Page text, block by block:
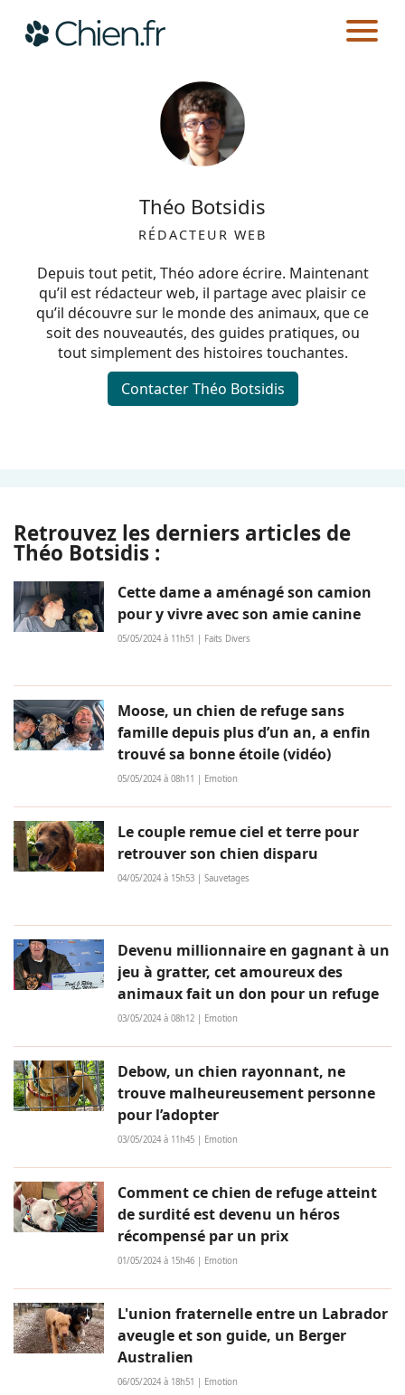
Actualités
Races
Guides
CHIEN.FR AUTEURS
Théo Botsidis
RÉDACTEUR WEB
Depuis tout petit, Théo adore écrire. Maintenant
qu’il est rédacteur web, il partage avec plaisir ce
qu’il découvre sur le monde des animaux, que ce
soit des nouveautés, des guides pratiques, ou
tout simplement des histoires touchantes.
Contacter Théo Botsidis
Retrouvez les derniers articles de
Théo Botsidis :
Cette dame a aménagé son camion
pour y vivre avec son amie canine
05/05/2024 à 11h51 | Faits Divers
Moose, un chien de refuge sans
famille depuis plus d’un an, a enfin
trouvé sa bonne étoile (vidéo)
05/05/2024 à 08h11 | Emotion
Le couple remue ciel et terre pour
retrouver son chien disparu
04/05/2024 à 15h53 | Sauvetages
Devenu millionnaire en gagnant à un
jeu à gratter, cet amoureux des
animaux fait un don pour un refuge
03/05/2024 à 08h12 | Emotion
Debow, un chien rayonnant, ne
trouve malheureusement personne
pour l’adopter
03/05/2024 à 11h45 | Emotion
Comment ce chien de refuge atteint
de surdité est devenu un héros
récompensé par un prix
01/05/2024 à 15h46 | Emotion
L'union fraternelle entre un Labrador
aveugle et son guide, un Berger
Australien
06/05/2024 à 18h51 | Emotion